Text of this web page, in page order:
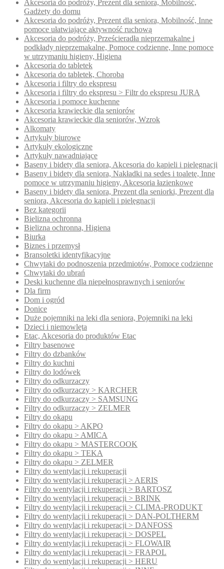
Akcesoria do podróży, Prezent dla seniora, Mobilność,
Gadżety do domu
Akcesoria do podróży, Prezent dla seniora, Mobilność, Inne
pomoce ułatwiające aktywność ruchową
Akcesoria do podróży, Prześcieradła nieprzemakalne i
podkłady nieprzemakalne, Pomoce codzienne, Inne pomoce
w utrzymaniu higieny, Higiena
Akcesoria do tabletek
Akcesoria do tabletek, Choroba
Akcesoria i filtry do ekspresu
Akcesoria i filtry do ekspresu > Filtr do ekspresu JURA
Akcesoria i pomoce kuchenne
Akcesoria krawieckie dla seniorów
Akcesoria krawieckie dla seniorów, Wzrok
Alkomaty
Artykuły biurowe
Artykuły ekologiczne
Artykuły nawadniające
Baseny i bidety dla seniora, Akcesoria do kąpieli i pielęgnacji
Baseny i bidety dla seniora, Nakładki na sedes i toaletę, Inne
pomoce w utrzymaniu higieny, Akcesoria łazienkowe
Baseny i bidety dla seniora, Prezent dla seniorki, Prezent dla
seniora, Akcesoria do kąpieli i pielęgnacji
Bez kategorii
Bielizna ochronna
Bielizna ochronna, Higiena
Biurka
Biznes i przemysł
Bransoletki identyfikacyjne
Chwytaki do podnoszenia przedmiotów, Pomoce codzienne
Chwytaki do ubrań
Deski kuchenne dla niepełnosprawnych i seniorów
Dla firm
Dom i ogród
Donice
Duże pojemniki na leki dla seniora, Pojemniki na leki
Dzieci i niemowlęta
Etac, Akcesoria do produktów Etac
Filtry basenowe
Filtry do dzbanków
Filtry do kuchni
Filtry do lodówek
Filtry do odkurzaczy
Filtry do odkurzaczy > KARCHER
Filtry do odkurzaczy > SAMSUNG
Filtry do odkurzaczy > ZELMER
Filtry do okapu
Filtry do okapu > AKPO
Filtry do okapu > AMICA
Filtry do okapu > MASTERCOOK
Filtry do okapu > TEKA
Filtry do okapu > ZELMER
Filtry do wentylacji i rekuperacji
Filtry do wentylacji i rekuperacji > AERIS
Filtry do wentylacji i rekuperacji > BARTOSZ
Filtry do wentylacji i rekuperacji > BRINK
Filtry do wentylacji i rekuperacji > CLIMA-PRODUKT
Filtry do wentylacji i rekuperacji > DAN-POLTHERM
Filtry do wentylacji i rekuperacji > DANFOSS
Filtry do wentylacji i rekuperacji > DOSPEL
Filtry do wentylacji i rekuperacji > FLOWAIR
Filtry do wentylacji i rekuperacji > FRAPOL
Filtry do wentylacji i rekuperacji > HERU